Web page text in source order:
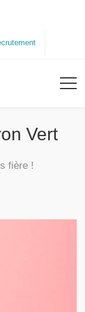
Vert
fière !